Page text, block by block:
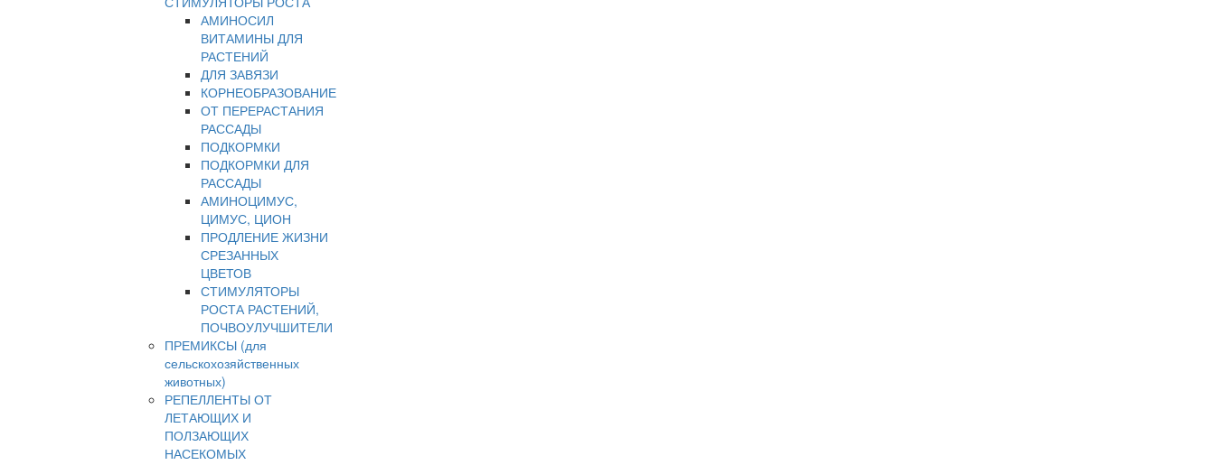
АМИНОСИЛ
ВИТАМИНЫ ДЛЯ
РАСТЕНИЙ
ДЛЯ ЗАВЯЗИ
КОРНЕОБРАЗОВАНИЕ
ОТ ПЕРЕРАСТАНИЯ
РАССАДЫ
ПОДКОРМКИ
ПОДКОРМКИ ДЛЯ
РАССАДЫ
АМИНОЦИМУС,
ЦИМУС, ЦИОН
ПРОДЛЕНИЕ ЖИЗНИ
СРЕЗАННЫХ
ЦВЕТОВ
СТИМУЛЯТОРЫ
РОСТА РАСТЕНИЙ,
ПОЧВОУЛУЧШИТЕЛИ
ПРЕМИКСЫ (для
сельскохозяйственных
животных)
РЕПЕЛЛЕНТЫ ОТ
ЛЕТАЮЩИХ И
ПОЛЗАЮЩИХ
НАСЕКОМЫХ